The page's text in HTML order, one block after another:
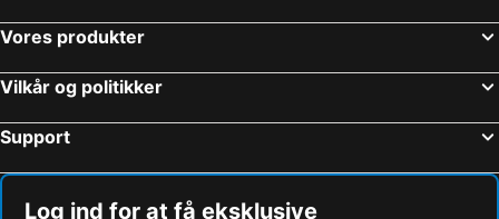
Vores produkter
Vilkår og politikker
Support
Log ind for at få eksklusive